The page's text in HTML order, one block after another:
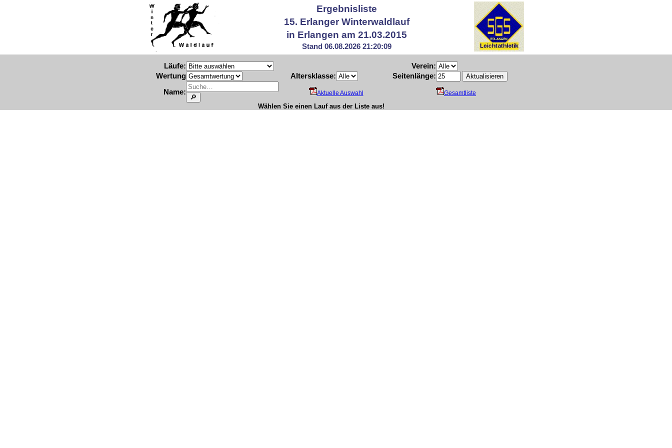
Ergebnisliste
15. Erlanger Winterwaldlauf
in Erlangen am 21.03.2015
Stand 06.08.2026 21:20:09
Läufe:
Verein:
Wertung
Altersklasse:
Seitenlänge:
Name:
Aktuelle Auswahl Gesamtliste
Wählen Sie einen Lauf aus der Liste aus!